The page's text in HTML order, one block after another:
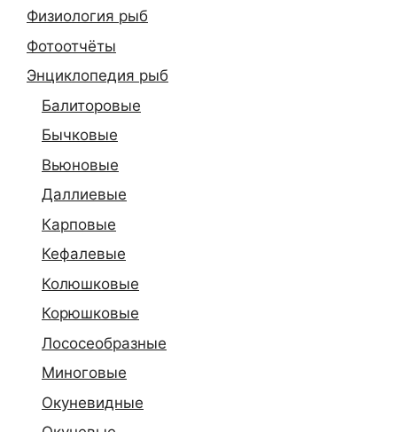
Физиология рыб
Фотоотчёты
Энциклопедия рыб
Балиторовые
Бычковые
Вьюновые
Даллиевые
Карповые
Кефалевые
Колюшковые
Корюшковые
Лососеобразные
Миноговые
Окуневидные